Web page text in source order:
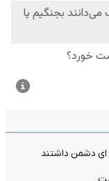
ای دشمن داشتند